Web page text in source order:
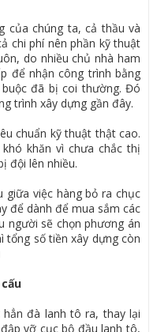
của chúng ta, cả thầu và
chi phí nên phần kỹ thuật
do nhiều chủ nhà ham
để nhận công trình bằng
đã bị coi thường. Đó
trình xây dựng gần đây.
chuẩn kỹ thuật thật cao.
khăn vì chưa chắc thị
đội lên nhiều.
giữa việc hàng bỏ ra chục
để dành để mua sắm các
người sẽ chọn phương án
tổng số tiền xây dựng còn
đà lanh tô ra, thay lại
vỡ cục bộ đầu lanh tô,